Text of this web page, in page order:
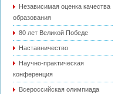
Независимая оценка качества
образования
80 лет Великой Победе
Наставничество
Научно-практическая
конференция
Всероссийская олимпиада